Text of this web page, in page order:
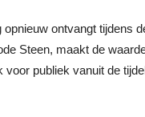
ontvangt tijdens
Steen, maakt de
publiek vanuit de